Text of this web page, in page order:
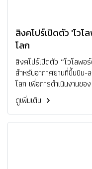
สิงคโปร์เปิดตัว 'โว
โลก
สิงคโปร์เปิดตัว “โวโลพอ
สำหรับอากาศยานที่ขึ้นบิน-
โลก เพื่อการดำเนินงานขอ
ดูเพิ่มเติม